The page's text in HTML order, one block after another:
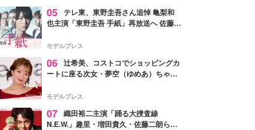
05 テレ東、東野圭吾さん追悼 亀梨和
也主演「東野圭吾 手紙」再放送へ 佐藤隆
モデルプレス
06 辻希美、コストコでショッピングカ
ートに座る次女・夢空（ゆめあ）ちゃん
ぎ」「成長を感じる」の声
モデルプレス
07 織田裕二主演「踊る大捜査線
N.E.W.」趣里・増田貴久・佐藤二朗ら新